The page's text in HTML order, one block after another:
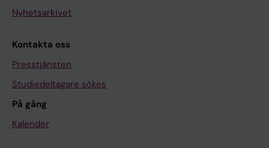
Nyhetsarkivet
Kontakta oss
Presstjänsten
Studiedeltagare sökes
På gång
Kalender